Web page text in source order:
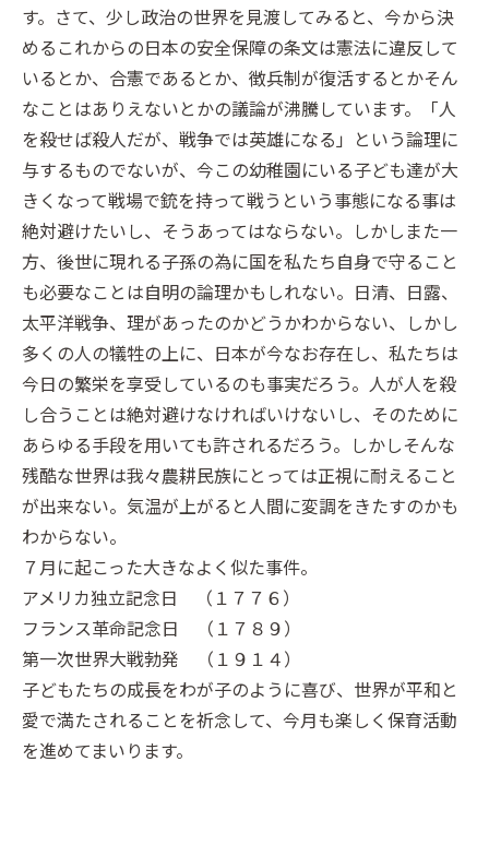
す。さて、少し政治の世界を見渡してみると、今から決
めるこれからの日本の安全保障の条文は憲法に違反して
いるとか、合憲であるとか、徴兵制が復活するとかそん
なことはありえないとかの議論が沸騰しています。「人
を殺せば殺人だが、戦争では英雄になる」という論理に
与するものでないが、今この幼稚園にいる子ども達が大
きくなって戦場で銃を持って戦うという事態になる事は
絶対避けたいし、そうあってはならない。しかしまた一
方、後世に現れる子孫の為に国を私たち自身で守ること
も必要なことは自明の論理かもしれない。日清、日露、
太平洋戦争、理があったのかどうかわからない、しかし
多くの人の犠牲の上に、日本が今なお存在し、私たちは
今日の繁栄を享受しているのも事実だろう。人が人を殺
し合うことは絶対避けなければいけないし、そのために
あらゆる手段を用いても許されるだろう。しかしそんな
残酷な世界は我々農耕民族にとっては正視に耐えること
が出来ない。気温が上がると人間に変調をきたすのかも
わからない。
７月に起こった大きなよく似た事件。
アメリカ独立記念日 （１７７６）
フランス革命記念日 （１７８９）
第一次世界大戦勃発 （１９１４）
子どもたちの成長をわが子のように喜び、世界が平和と
愛で満たされることを祈念して、今月も楽しく保育活動
を進めてまいります。